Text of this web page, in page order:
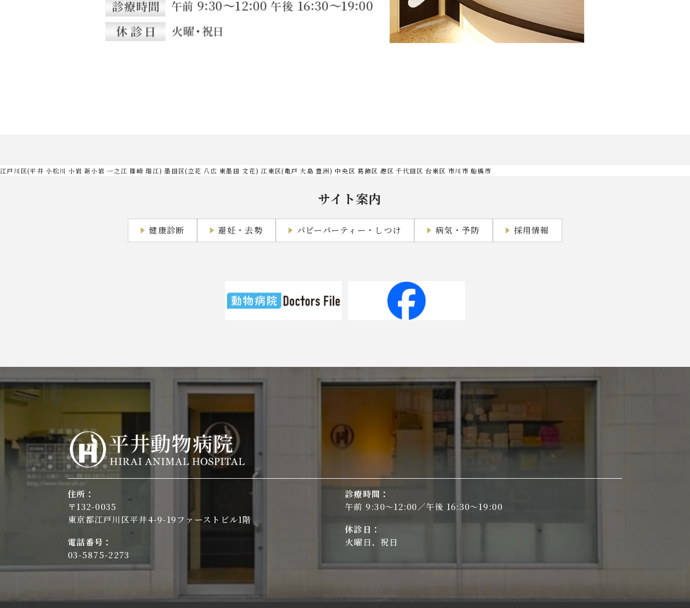
江戸川区(平井 小松川 小岩 新小岩 一之江 篠崎 瑞江) 墨田区(立花 八広 東墨田 文花) 江東区(亀戸 大島 豊洲) 中央区 葛飾区 港区 千代田区 台東区 市川市 船橋市
サイト案内
健康診断 避妊・去勢 パピーパーティー・しつけ 病気・予防 採用情報
住所：
〒132-0035
東京都江戸川区平井4-9-19ファーストビル1階
電話番号：
03-5875-2273
診療時間：
午前 9:30～12:00／午後 16:30～19:00
休診日：
火曜日、祝日